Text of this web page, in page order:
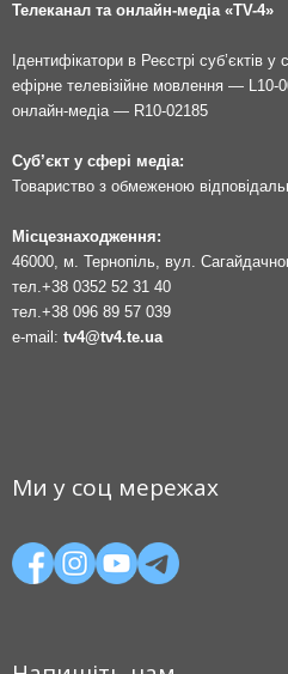
Телеканал та онлайн-медіа «TV-4»
Ідентифікатори в Реєстрі суб’єктів у
ефірне телевізійне мовлення — L10-
онлайн-медіа — R10-02185
Суб’єкт у сфері медіа:
Товариство з обмеженою
Місцезнаходження:
46000, м. Тернопіль, вул.
тел.+38 0352 52 31 40
тел.+38 096 89 57 039
e-mail: tv4@tv4.te.ua
Ми у соц мережах